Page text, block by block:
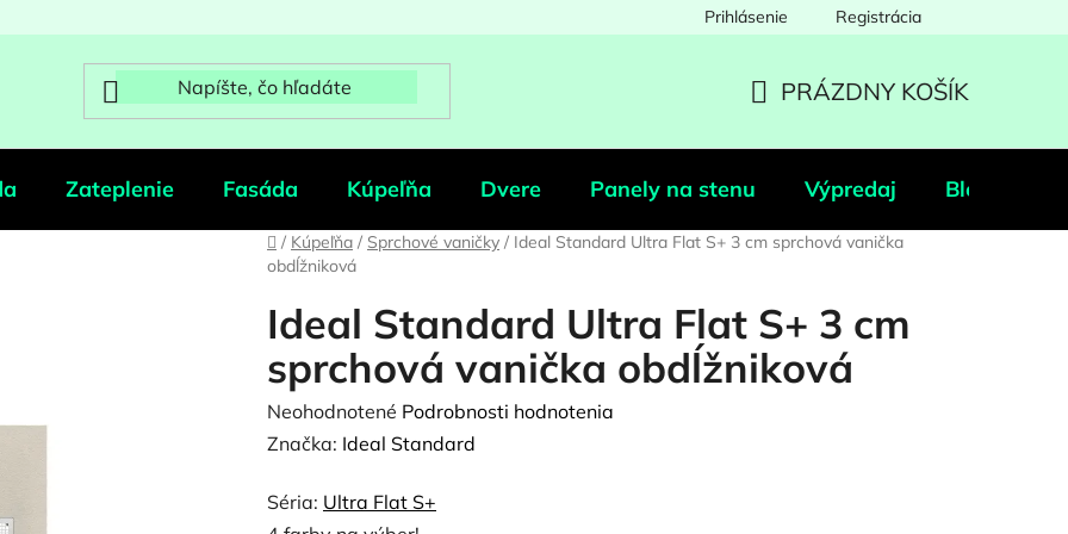
Prihlásenie Registrácia
KOŠÍK
PRÁZDNY KOŠÍK
Zateplenie Fasáda Kúpeľňa Dvere Panely na stenu Výpredaj Blog
Domov
/ Kúpeľňa / Sprchové vaničky / Ideal Standard Ultra Flat S+ 3 cm sprchová vanička
obdĺžniková
Ideal Standard Ultra Flat S+ 3 cm
sprchová vanička obdĺžniková
Priemerné
hodnotenie
je
Neohodnotené Podrobnosti hodnotenia
Značka: Ideal Standard
Séria: Ultra Flat S+